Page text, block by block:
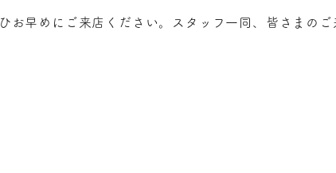
お早めにご来店ください。スタッフ一同、皆さまのご